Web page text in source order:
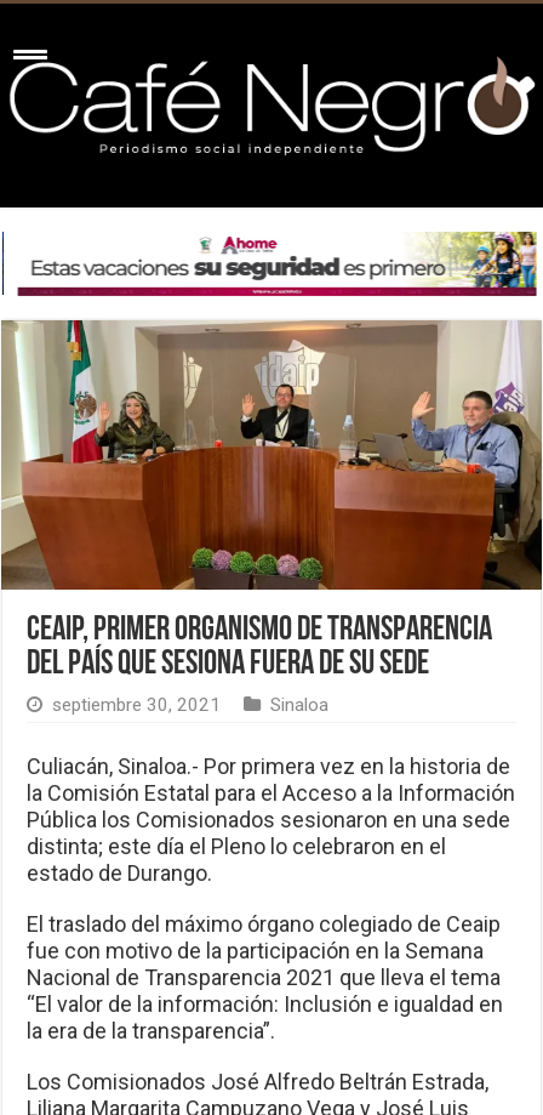
Ceaip, primer organismo de transparencia
del país que sesiona fuera de su sede
septiembre 30, 2021 Sinaloa
Culiacán, Sinaloa.- Por primera vez en la historia de
la Comisión Estatal para el Acceso a la Información
Pública los Comisionados sesionaron en una sede
distinta; este día el Pleno lo celebraron en el
estado de Durango.
El traslado del máximo órgano colegiado de Ceaip
fue con motivo de la participación en la Semana
Nacional de Transparencia 2021 que lleva el tema
“El valor de la información: Inclusión e igualdad en
la era de la transparencia”.
Los Comisionados José Alfredo Beltrán Estrada,
Liliana Margarita Campuzano Vega y José Luis